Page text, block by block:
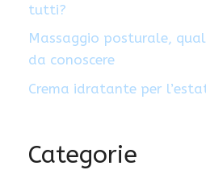
tutti?
Massaggio posturale,
da conoscere
Crema idratante per
Categorie